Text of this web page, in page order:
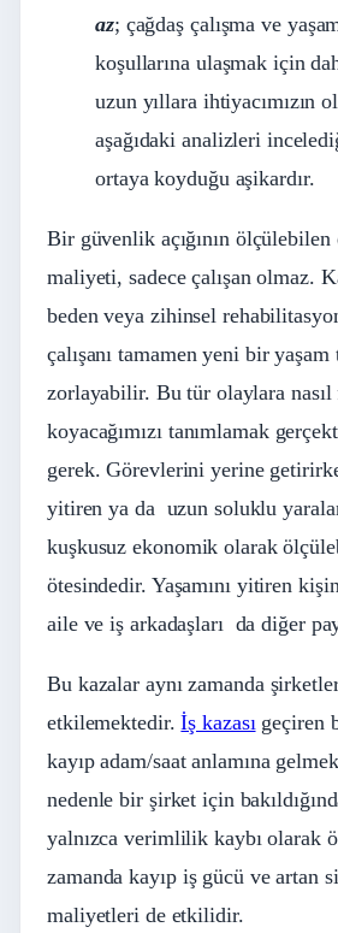
az; çağdaş çalışma ve
koşullarına ulaşmak için
uzun yıllara ihtiyacımızın
aşağıdaki analizleri
ortaya koyduğu aşikardır.
Bir güvenlik açığının
maliyeti, sadece çalışan olmaz.
beden veya zihinsel
çalışanı tamamen yeni bir yaşam
zorlayabilir. Bu tür olaylara
koyacağımızı tanımlamak
gerek. Görevlerini yerine
yitiren ya da uzun soluklu
kuşkusuz ekonomik olarak
ötesindedir. Yaşamını yitiren
aile ve iş arkadaşları da diğer
Bu kazalar aynı zamanda
etkilemektedir.İş kazasıgeçiren
kayıp adam/saat anlamına
nedenle bir şirket için
yalnızca verimlilik kaybı olarak
zamanda kayıp iş gücü ve artan
maliyetleri de etkilidir.